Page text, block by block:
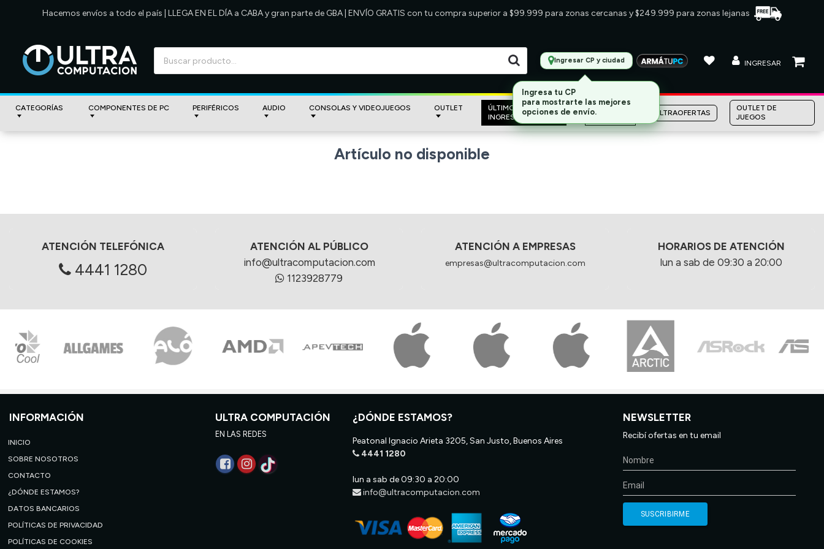
Hacemos envíos a todo el país | LLEGA EN EL DÍA a CABA y gran parte de GBA | ENVÍO GRATIS con tu compra superior a $99.999 para zonas cercanas y $249.999 para zonas lejanas
Ingresar CP y ciudad INGRESAR
CATEGORÍAS COMPONENTES DE PC PERIFÉRICOS AUDIO CONSOLAS Y VIDEOJUEGOS OUTLET
ÚLTIMOS
INGRESOS
MARCAS
ULTRAOFERTAS
OUTLET DE
JUEGOS
Artículo no disponible
ATENCIÓN TELEFÓNICA
4441 1280
ATENCIÓN AL PÚBLICO
info@ultracomputacion.com
1123928779
ATENCIÓN A EMPRESAS
empresas@ultracomputacion.com
HORARIOS DE ATENCIÓN
lun a sab de 09:30 a 20:00
INFORMACIÓN
INICIO
SOBRE NOSOTROS
CONTACTO
¿DÓNDE ESTAMOS?
DATOS BANCARIOS
POLÍTICAS DE PRIVACIDAD
POLÍTICAS DE COOKIES
ULTRA COMPUTACIÓN
EN LAS REDES
¿DÓNDE ESTAMOS?
Peatonal Ignacio Arieta 3205, San Justo, Buenos Aires
4441 1280
lun a sab de 09:30 a 20:00
info@ultracomputacion.com
NEWSLETTER
Recibí ofertas en tu email